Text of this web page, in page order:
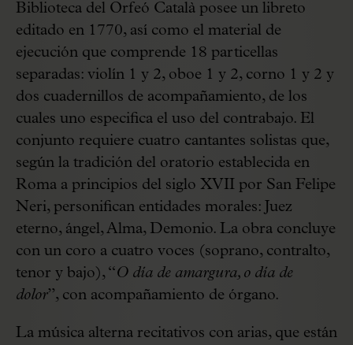
Biblioteca del Orfeó Català posee un libreto
editado en 1770, así como el material de
ejecución que comprende 18 particellas
separadas: violín 1 y 2, oboe 1 y 2, corno 1 y 2 y
dos cuadernillos de acompañamiento, de los
cuales uno especifica el uso del contrabajo. El
conjunto requiere cuatro cantantes solistas que,
según la tradición del oratorio establecida en
Roma a principios del siglo XVII por San Felipe
Neri, personifican entidades morales: Juez
eterno, ángel, Alma, Demonio. La obra concluye
con un coro a cuatro voces (soprano, contralto,
tenor y bajo), “O día de amargura, o día de
dolor”, con acompañamiento de órgano.
La música alterna recitativos con arias, que están